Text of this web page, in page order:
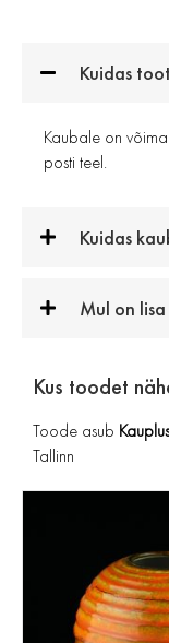
Kuidas
Kaubale on
posti teel.
Kuidas
Mul on
Kus toodet
Toode asub
Tallinn